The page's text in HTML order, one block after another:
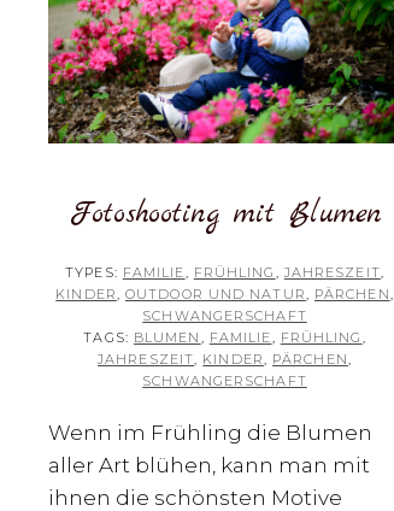
Fotoshooting mit Blumen
TYPES: FAMILIE, FRÜHLING , JAHRESZEIT,
KINDER,OUTDOOR UND NATUR, PÄRCHEN,
SCHWANGERSCHAFT
TAGS: BLUMEN , FAMILIE, FRÜHLING ,
JAHRESZEIT, KINDER, PÄRCHEN,
SCHWANGERSCHAFT
Wenn im Frühling die Blumen
aller Art blühen, kann man mit
ihnen die schönsten Motive